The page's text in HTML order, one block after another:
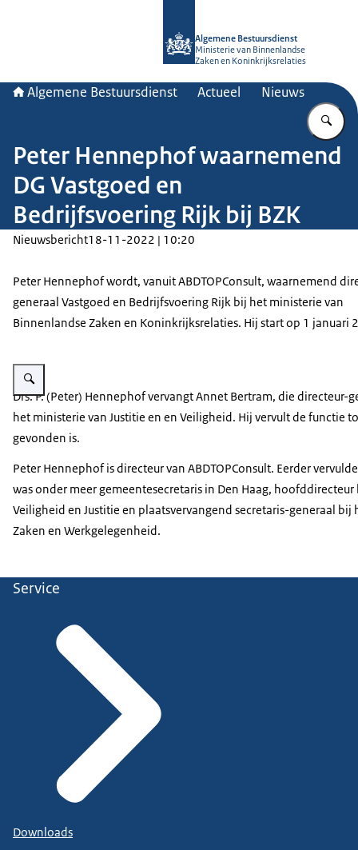
Algemene Bestuursdienst
Ministerie van Binnenlandse
Zaken en Koninkrijksrelaties
Algemene Bestuursdienst Actueel Nieuws
Peter Hennephof waarnemend
DG Vastgoed en
Bedrijfsvoering Rijk bij BZK
Nieuwsbericht18-11-2022 | 10:20
Peter Hennephof wordt, vanuit ABDTOPConsult, waarnemend
generaal Vastgoed en Bedrijfsvoering Rijk bij het ministerie van
Binnenlandse Zaken en Koninkrijksrelaties. Hij start op 1 januari
Vergroot afbeelding Peter Hennephof
Drs. P. (Peter) Hennephof vervangt Annet Bertram, die
het ministerie van Justitie en en Veiligheid. Hij vervult de functie
gevonden is.
Peter Hennephof is directeur van ABDTOPConsult. Eerder
was onder meer gemeentesecretaris in Den Haag,
Veiligheid en Justitie en plaatsvervangend secretaris-generaal bij
Zaken en Werkgelegenheid.
Service
Downloads